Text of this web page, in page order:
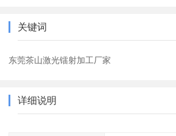
关键词
东莞茶山激光镭射加工厂家
详细说明